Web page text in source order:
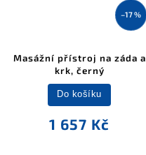
–17 %
Masážní přístroj na záda a
krk, černý
1 657 Kč
Do košíku